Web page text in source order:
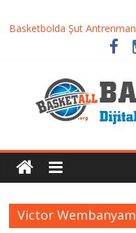
Basketbolda Şut
Iverson’dan Kyrie’e: Top
Dünyanın En İyi Basketbol
Basketbolcu Beslenmesi:
Yaklaşımlar
Victor